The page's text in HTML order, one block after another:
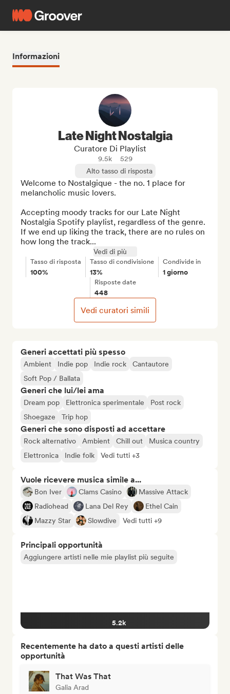
Informazioni
Generi accettati più spesso
Ambient Indie pop Indie rock
Cantautore
Soft Pop / Ballata
Generi che lui/lei ama
Dream pop Elettronica sperimentale
Post rock
Shoegaze
Trip hop
Generi che sono disposti ad accettare
Rock alternativo Ambient Chill out
Musica country
Elettronica
Indie folk Vedi tutti +3
Vuole ricevere musica simile a...
Bon Iver Clams Casino
Massive Attack
Radiohead
Lana Del Rey
Ethel Cain
Mazzy Star
Slowdive Vedi tutti +9
Principali opportunità
Aggiungere artisti nelle mie playlist più seguite
5.2k
Recentemente ha dato a questi artisti delle
opportunità
That Was That
Galia Arad
Late Night Nostalgia
Curatore Di Playlist
9.5k
529
Alto tasso di risposta
Welcome to Nostalgique - the no. 1 place for
melancholic music lovers.
Accepting moody tracks for our Late Night
Nostalgia Spotify playlist, regardless of the genre.
If we end up liking the track, there are no rules on
how long the track...
Vedi di più
Tasso di risposta
100%
Tasso di condivisione
13%
Condivide in
1 giorno
Risposte date
448
Vedi curatori simili